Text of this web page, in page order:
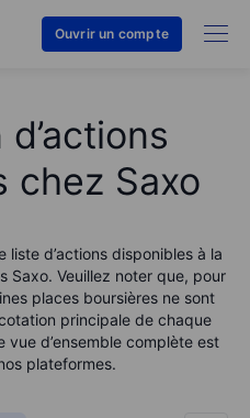
Ouvrir un compte
chez Saxo
d’actions disponibles à la
Saxo. Veuillez noter que, pour
places boursières ne sont
principale de chaque
vue d’ensemble complète est
plateformes.